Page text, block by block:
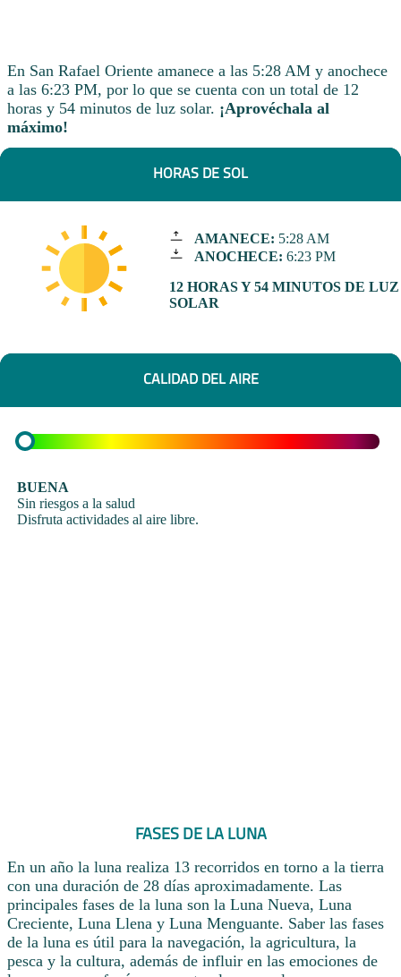
En San Rafael Oriente amanece a las 5:28 AM y anochece
a las 6:23 PM, por lo que se cuenta con un total de 12
horas y 54 minutos de luz solar. ¡Aprovéchala al
máximo!
HORAS DE SOL
AMANECE: 5:28 AM
ANOCHECE: 6:23 PM
12 HORAS Y 54 MINUTOS DE LUZ
SOLAR
CALIDAD DEL AIRE
BUENA
Sin riesgos a la salud
Disfruta actividades al aire libre.
FASES DE LA LUNA
En un año la luna realiza 13 recorridos en torno a la tierra
con una duración de 28 días aproximadamente. Las
principales fases de la luna son la Luna Nueva, Luna
Creciente, Luna Llena y Luna Menguante. Saber las fases
de la luna es útil para la navegación, la agricultura, la
pesca y la cultura, además de influir en las emociones de